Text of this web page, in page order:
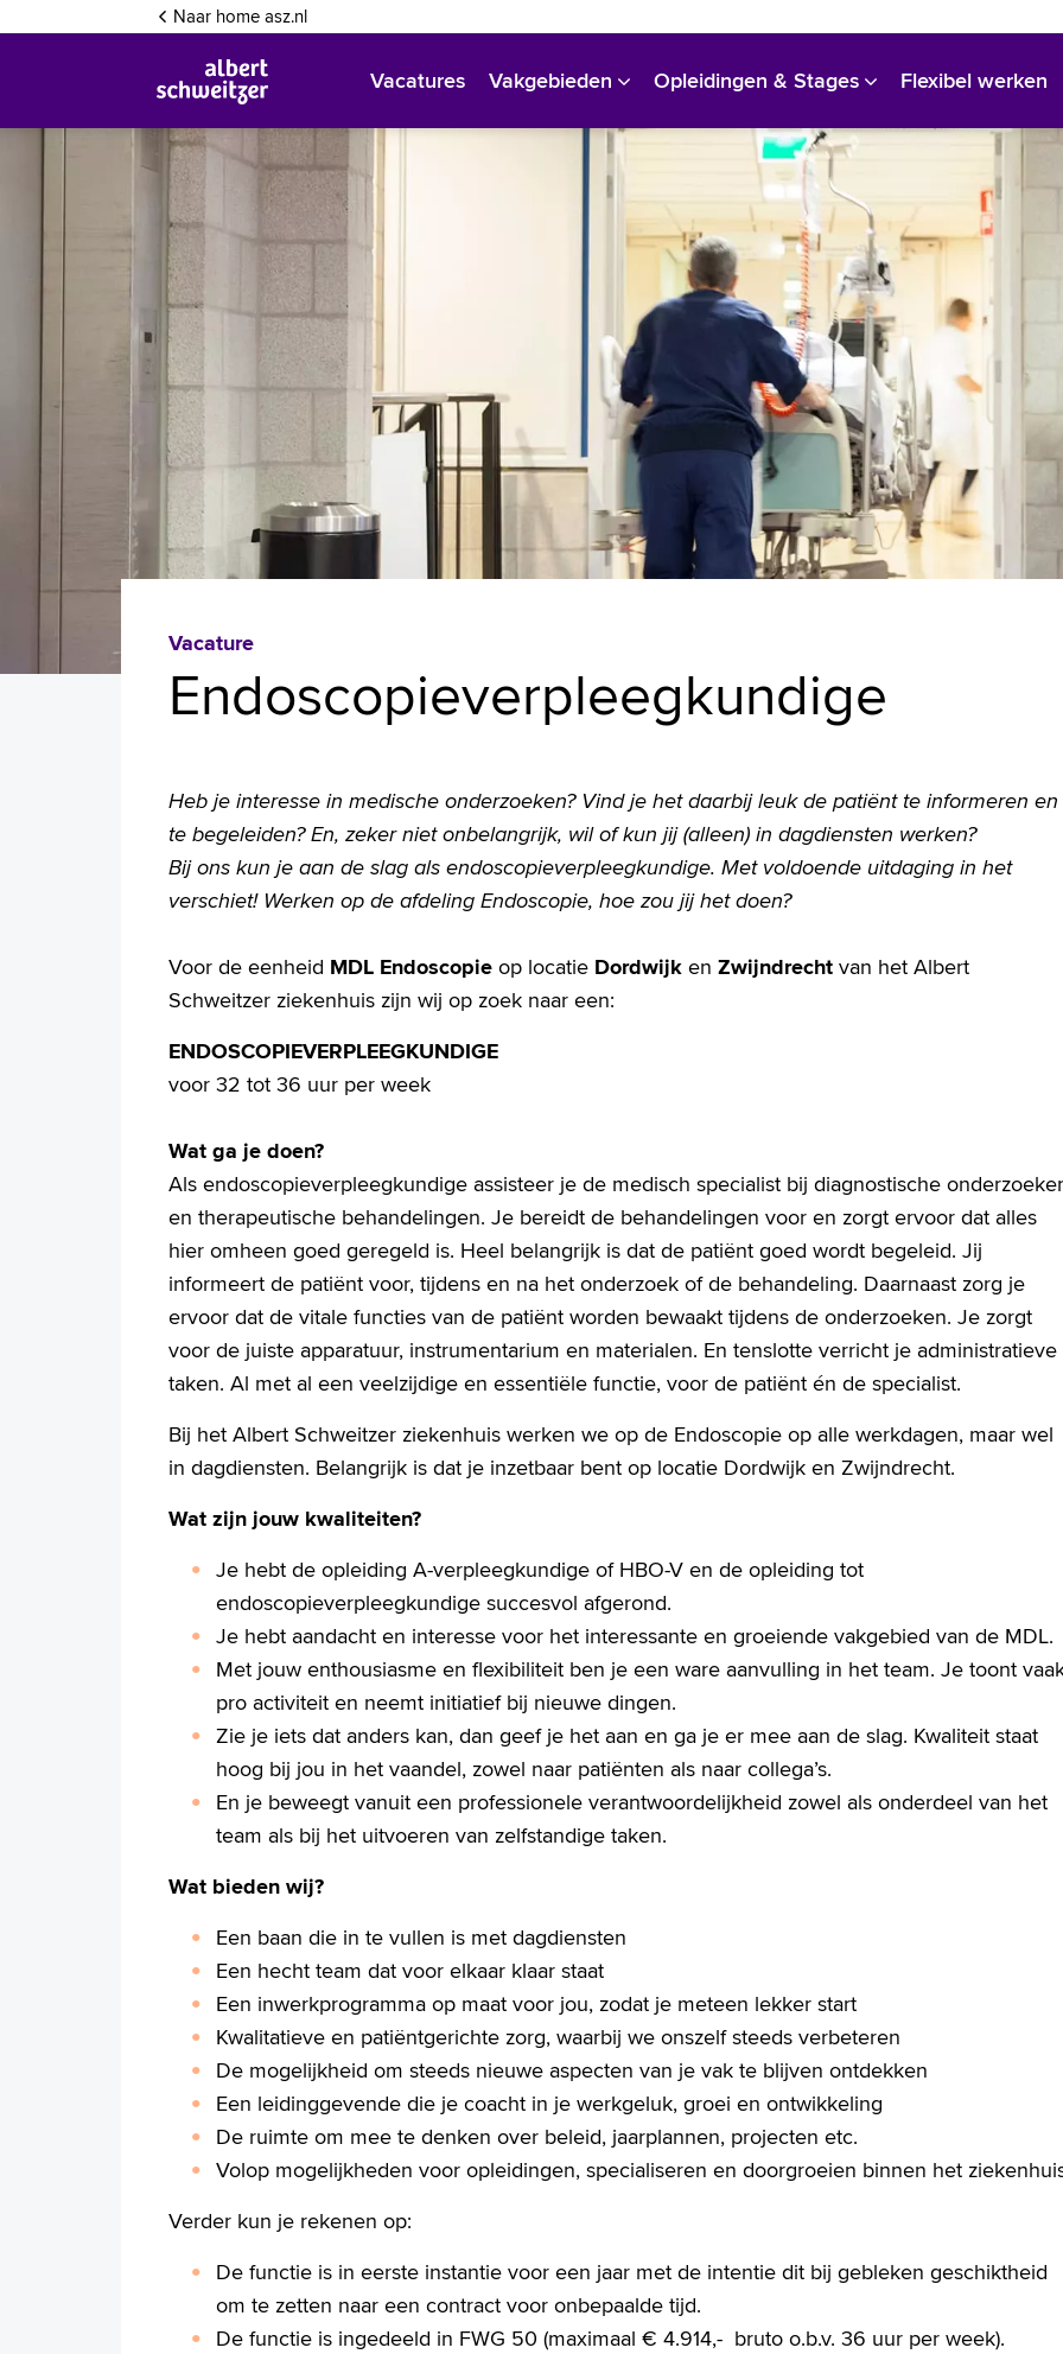
Naar home asz.nl
Vacatures Vakgebieden Opleidingen & Stages Flexibel werken
Inloggen
Vacature
Endoscopieverpleegkundige
Heb je interesse in medische onderzoeken? Vind je het daarbij leuk de patiënt te informeren en
te begeleiden? En, zeker niet onbelangrijk, wil of kun jij (alleen) in dagdiensten werken?
Bij ons kun je aan de slag als endoscopieverpleegkundige. Met voldoende uitdaging in het
verschiet! Werken op de afdeling Endoscopie, hoe zou jij het doen?
Voor de eenheid MDL Endoscopie op locatie Dordwijk en Zwijndrecht van het Albert
Schweitzer ziekenhuis zijn wij op zoek naar een:
ENDOSCOPIEVERPLEEGKUNDIGE
voor 32 tot 36 uur per week
Wat ga je doen?
Als endoscopieverpleegkundige assisteer je de medisch specialist bij diagnostische
en therapeutische behandelingen. Je bereidt de behandelingen voor en zorgt ervoor dat alles
hier omheen goed geregeld is. Heel belangrijk is dat de patiënt goed wordt begeleid. Jij
informeert de patiënt voor, tijdens en na het onderzoek of de behandeling. Daarnaast zorg je
ervoor dat de vitale functies van de patiënt worden bewaakt tijdens de onderzoeken. Je zorgt
voor de juiste apparatuur, instrumentarium en materialen. En tenslotte verricht je administratieve
taken. Al met al een veelzijdige en essentiële functie, voor de patiënt én de specialist.
Bij het Albert Schweitzer ziekenhuis werken we op de Endoscopie op alle werkdagen, maar wel
in dagdiensten. Belangrijk is dat je inzetbaar bent op locatie Dordwijk en Zwijndrecht.
Wat zijn jouw kwaliteiten?
Je hebt de opleiding A-verpleegkundige of HBO-V en de opleiding tot
endoscopieverpleegkundige succesvol afgerond.
Je hebt aandacht en interesse voor het interessante en groeiende vakgebied van de MDL.
Met jouw enthousiasme en flexibiliteit ben je een ware aanvulling in het team. Je toont
pro activiteit en neemt initiatief bij nieuwe dingen.
Zie je iets dat anders kan, dan geef je het aan en ga je er mee aan de slag. Kwaliteit staat
hoog bij jou in het vaandel, zowel naar patiënten als naar collega’s.
En je beweegt vanuit een professionele verantwoordelijkheid zowel als onderdeel van het
team als bij het uitvoeren van zelfstandige taken.
Wat bieden wij?
Een baan die in te vullen is met dagdiensten
Een hecht team dat voor elkaar klaar staat
Een inwerkprogramma op maat voor jou, zodat je meteen lekker start
Kwalitatieve en patiëntgerichte zorg, waarbij we onszelf steeds verbeteren
De mogelijkheid om steeds nieuwe aspecten van je vak te blijven ontdekken
Een leidinggevende die je coacht in je werkgeluk, groei en ontwikkeling
De ruimte om mee te denken over beleid, jaarplannen, projecten etc.
Volop mogelijkheden voor opleidingen, specialiseren en doorgroeien binnen het
Verder kun je rekenen op:
De functie is in eerste instantie voor een jaar met de intentie dit bij gebleken geschiktheid
om te zetten naar een contract voor onbepaalde tijd.
De functie is ingedeeld in FWG 50 (maximaal € 4.914,- bruto o.b.v. 36 uur per week).